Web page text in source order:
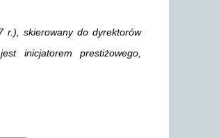
r.), skierowany do dyrektorów
inicjatorem prestiżowego,